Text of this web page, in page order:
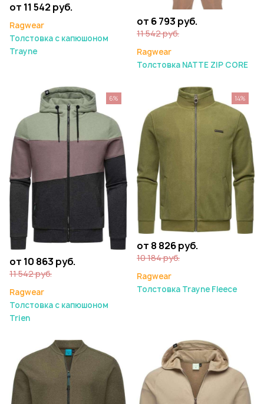
от 11 542 руб.
Ragwear
Толстовка с капюшоном
Trayne
от 6 793 руб.
11 542 руб.
Ragwear
Толстовка NATTE ZIP CORE
от 10 863 руб.
11 542 руб.
Ragwear
Толстовка с капюшоном
Trien
6%
от 8 826 руб.
10 184 руб.
Ragwear
Толстовка Trayne Fleece
14%